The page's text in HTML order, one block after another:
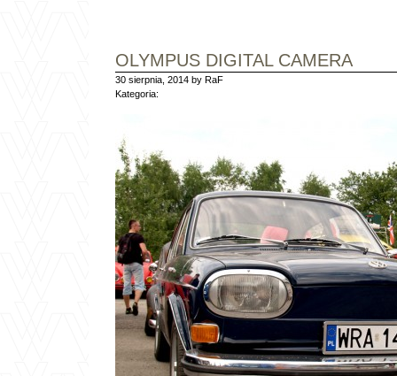
OLYMPUS DIGITAL CAMERA
30 sierpnia, 2014 by RaF
Kategoria: